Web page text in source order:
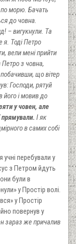
морю. Бачать
до човна.
– вигукнули. Та
я. Тоді Петро
и, вели мені прийти
Петро з човна,
що вітер
Господи, рятуй
його і мовив до
у човен, але
прямували. І як
в самих собі
перебували у
з Петром йдуть
були в
у Простір волі.
у Простір
повернув у
зараз же причалив